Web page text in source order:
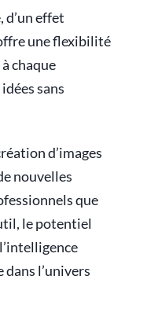
effet
une flexibilité
chaque
sans
d’images
nouvelles
que
le potentiel
l’univers